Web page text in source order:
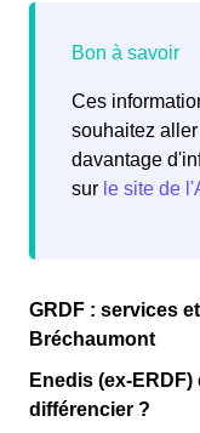
Ces
souhaitez
davantage
sur le site de
GRDF : services
Bréchaumont
Enedis (ex-
différencier ?